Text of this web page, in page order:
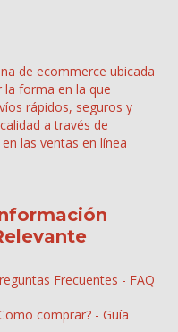
de ecommerce ubicada
la forma en la que
rápidos, seguros y
a través de
las ventas en línea
Frecuentes - FAQ
comprar? - Guía